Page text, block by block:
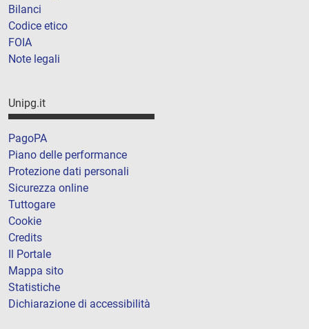
Bilanci
Codice etico
FOIA
Note legali
Unipg.it
PagoPA
Piano delle performance
Protezione dati personali
Sicurezza online
Tuttogare
Cookie
Credits
Il Portale
Mappa sito
Statistiche
Dichiarazione di accessibilità